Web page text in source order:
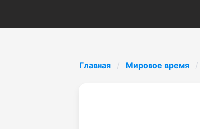
Главная Мировое время